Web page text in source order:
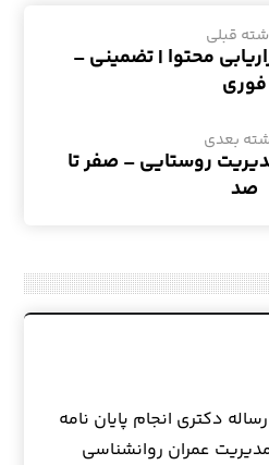
قبلی
محتوا | تضمینی –
فوری
بعدی
روستایی – صفر تا
صد
دکتری انجام پایان نامه
عمران روانشناسی